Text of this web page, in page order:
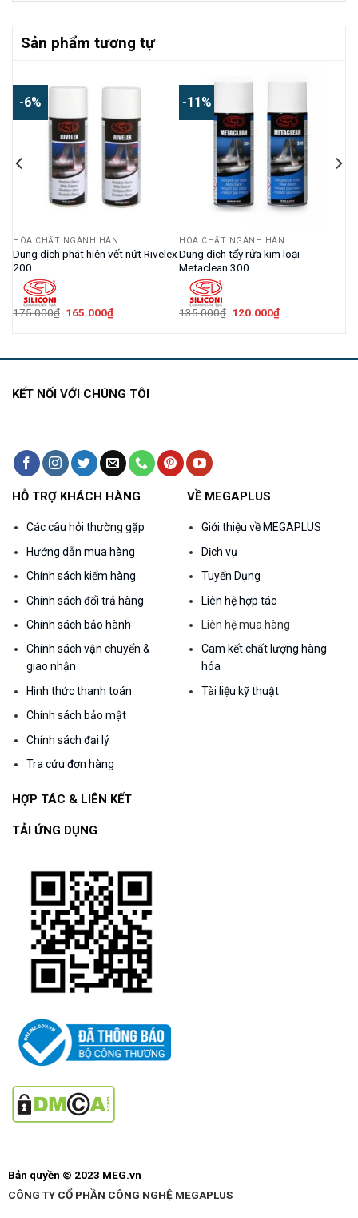
Sản phẩm tương tự
-6%
HÓA CHẤT NGÀNH HÀN
Dung dịch phát hiện vết nứt Rivelex
200
175.000₫ Giá
165.000₫Giá
-11%
HÓA CHẤT NGÀNH HÀN
Dung dịch tẩy rửa kim loại
Metaclean 300
135.000₫ Giá
120.000₫Giá
KẾT NỐI VỚI CHÚNG TÔI
HỖ TRỢ KHÁCH HÀNG
Các câu hỏi thường gặp
Hướng dẫn mua hàng
Chính sách kiểm hàng
Chính sách đổi trả hàng
Chính sách bảo hành
Chính sách vận chuyển &
giao nhận
Hình thức thanh toán
Chính sách bảo mật
Chính sách đại lý
Tra cứu đơn hàng
VỀ MEGAPLUS
Giới thiệu về MEGAPLUS
Dịch vụ
Tuyển Dụng
Liên hệ hợp tác
Liên hệ mua hàng
Cam kết chất lượng hàng
hóa
Tài liệu kỹ thuật
HỢP TÁC & LIÊN KẾT
TẢI ỨNG DỤNG
Bản quyền © 2023 MEG.vn
CÔNG TY CỔ PHẦN CÔNG NGHỆ MEGAPLUS